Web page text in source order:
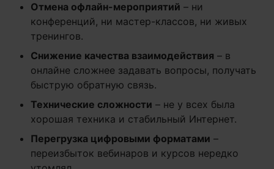
Отмена офлайн-мероприятий – ни
конференций, ни мастер-классов, ни живых
тренингов.
Снижение качества взаимодействия – в
онлайне сложнее задавать вопросы, получать
быструю обратную связь.
Технические сложности – не у всех была
хорошая техника и стабильный Интернет.
Перегрузка цифровыми форматами –
переизбыток вебинаров и курсов нередко